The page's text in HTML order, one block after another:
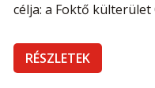
célja: a Foktő
RÉSZLETEK